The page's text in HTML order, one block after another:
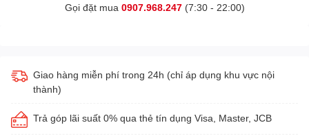
Gọi đặt mua 0907.968.247(7:30 - 22:00)
Giao hàng miễn phí trong 24h (chỉ áp dụng khu vực nội
thành)
Trả góp lãi suất 0% qua thẻ tín dụng Visa, Master, JCB